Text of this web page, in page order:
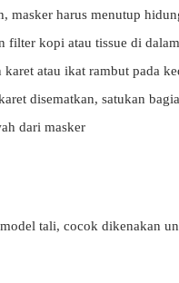
masker harus menutup
filter kopi atau tissue di
atau ikat rambut pada
disematkan, satukan
dari masker
tali, cocok dikenakan